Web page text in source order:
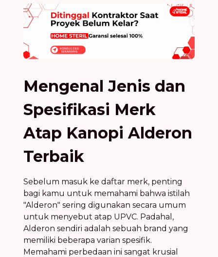
Mengenal Jenis dan
Spesifikasi Merk
Atap Kanopi Alderon
Terbaik
Sebelum masuk ke daftar merk, penting
bagi kamu untuk memahami bahwa istilah
"Alderon" sering digunakan secara umum
untuk menyebut atap UPVC. Padahal,
Alderon sendiri adalah sebuah brand yang
memiliki beberapa varian spesifik.
Memahami perbedaan ini sangat krusial